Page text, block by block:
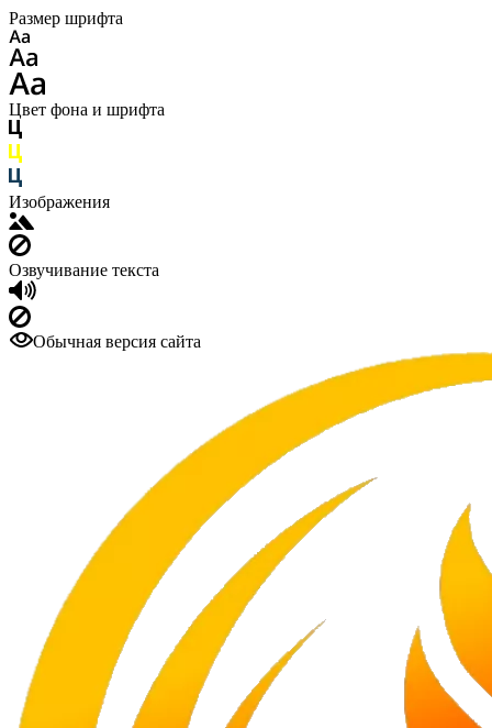
Размер шрифта
Цвет фона и шрифта
Изображения
Озвучивание текста
Обычная версия сайта